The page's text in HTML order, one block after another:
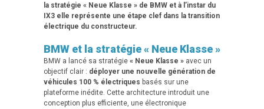
la stratégie « Neue Klasse » de BMW et à l’instar du
IX3 elle représente une étape clef dans la transition
électrique du constructeur.
BMW et la stratégie « Neue Klasse »
BMW a lancé sa stratégie « Neue Klasse » avec un
objectif clair : déployer une nouvelle génération de
véhicules 100 % électriques basés sur une
plateforme inédite. Cette architecture introduit une
conception plus efficiente, une électronique